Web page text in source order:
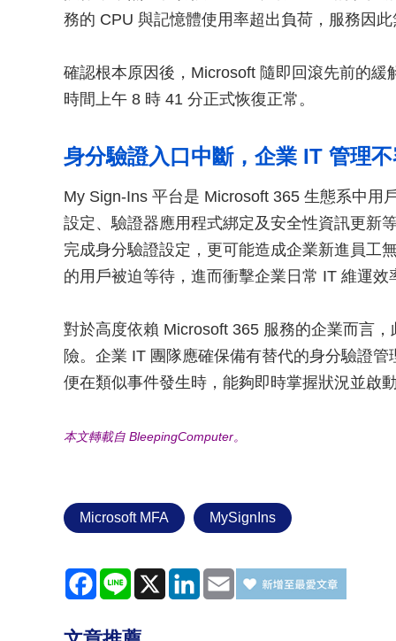
務的 CPU 與記憶體使用率超出負荷，服務因
確認根本原因後，Microsoft 隨即回滾先前的
時間上午 8 時 41 分正式恢復正常。
身分驗證入口中斷，企業 IT 管理
My Sign-Ins 平台是 Microsoft 365 生態系中用
設定、驗證器應用程式綁定及安全性資訊更新
完成身分驗證設定，更可能造成企業新進員工
的用戶被迫等待，進而衝擊企業日常 IT 維運效
對於高度依賴 Microsoft 365 服務的企業而言
險。企業 IT 團隊應確保備有替代的身分驗證
便在類似事件發生時，能夠即時掌握狀況並啟
本文轉載自 BleepingComputer。
Microsoft MFA MySignIns
Facebook
Line X LinkedInEmail